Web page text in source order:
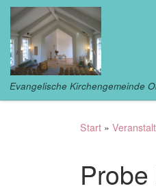
Zum Inhalt springen
Evangelische Kirchengemeinde
Start »